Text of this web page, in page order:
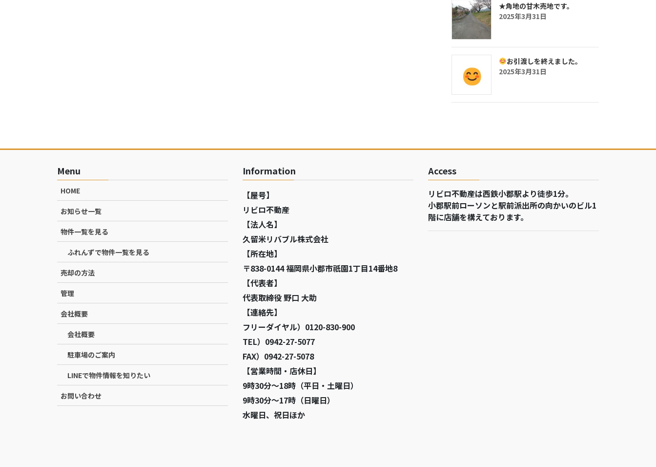
★角地の甘木売地です。
2025年3月31日
お引渡しを終えました。
2025年3月31日
Menu
HOME
お知らせ一覧
物件一覧を見る
ふれんずで物件一覧を見る
売却の方法
管理
会社概要
会社概要
駐車場のご案内
LINEで物件情報を知りたい
お問い合わせ
Information
【屋号】
リビロ不動産
【法人名】
久留米リバブル株式会社
【所在地】
〒838-0144 福岡県小郡市祇園1丁目14番地8
【代表者】
代表取締役 野口 大助
【連絡先】
フリーダイヤル）0120-830-900
TEL）0942-27-5077
FAX）0942-27-5078
【営業時間・店休日】
9時30分～18時（平日・土曜日）
9時30分～17時（日曜日）
水曜日、祝日ほか
Access
リビロ不動産は西鉄小郡駅より徒歩1分。
小郡駅前ローソンと駅前派出所の向かいのビル1
階に店舗を構えております。